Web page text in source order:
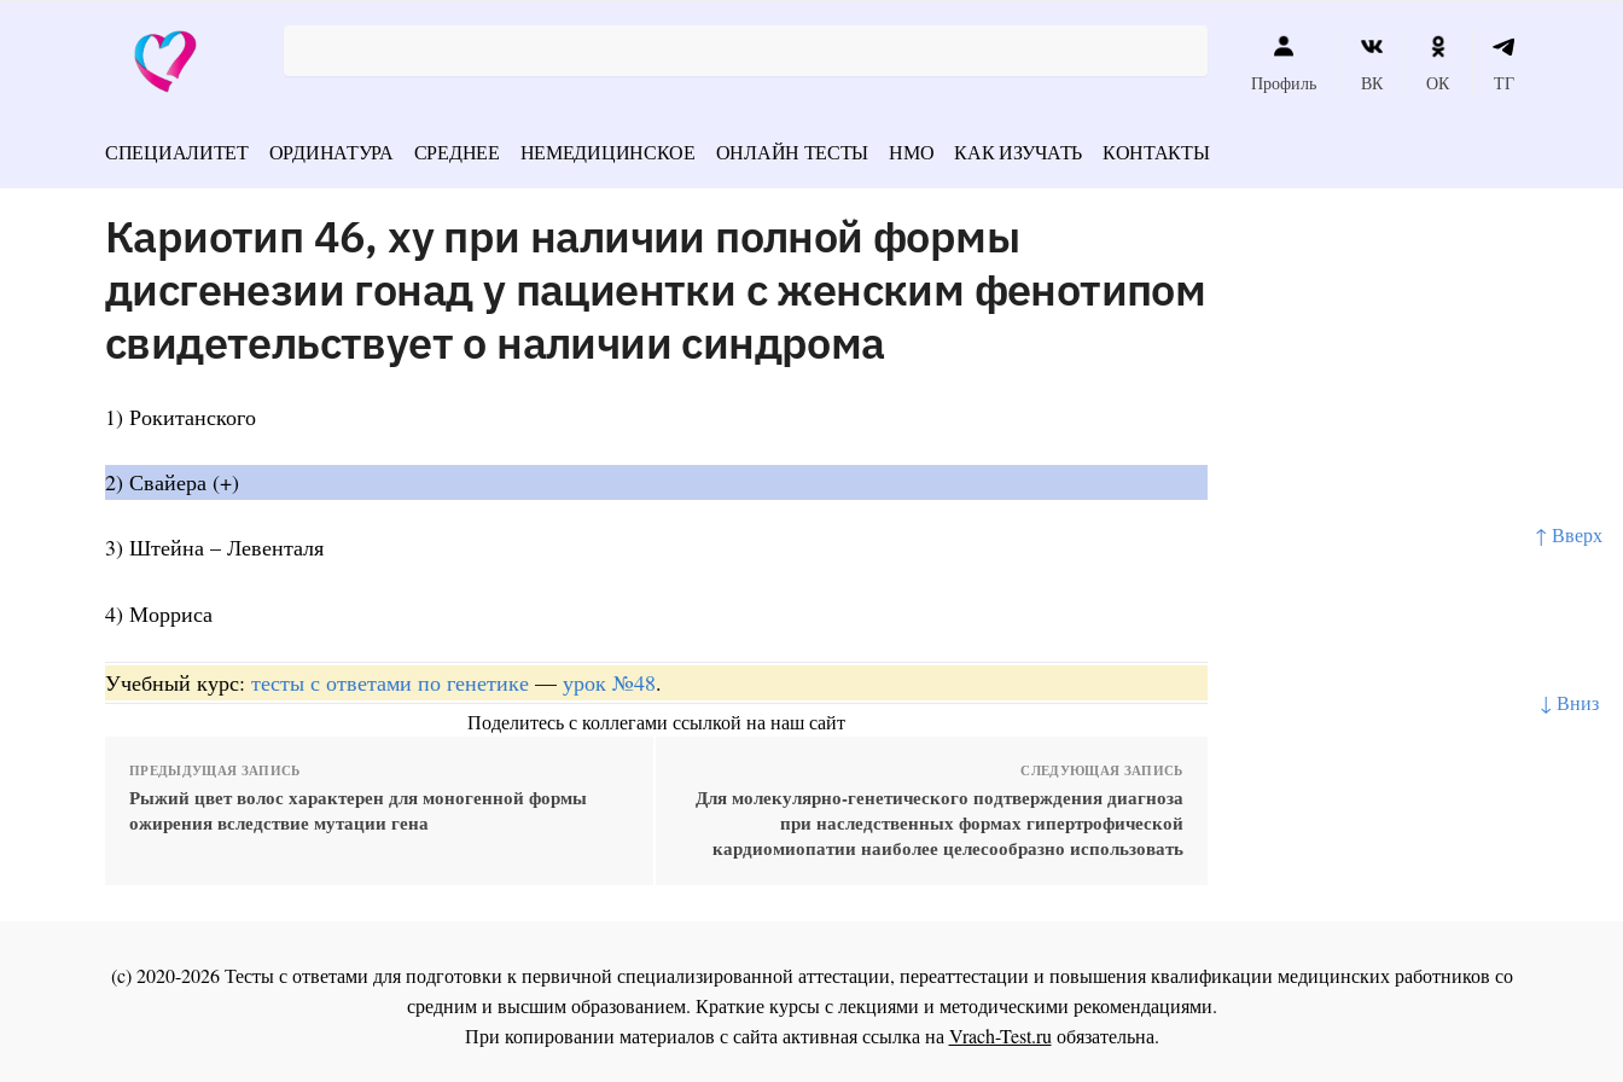
↑ Вверх
↓ Вниз
Профиль ВК ОК ТГ
СПЕЦИАЛИТЕТ ОРДИНАТУРА СРЕДНЕЕ НЕМЕДИЦИНСКОЕ ОНЛАЙН ТЕСТЫ НМО КАК ИЗУЧАТЬ КОНТАКТЫ
Кариотип 46, хy при наличии полной формы
дисгенезии гонад у пациентки с женским фенотипом
свидетельствует о наличии синдрома
1) Рокитанского
2) Свайера (+)
3) Штейна – Левенталя
4) Морриса
Учебный курс: тесты с ответами по генетике — урок №48.
Поделитесь с коллегами ссылкой на наш сайт
ПРЕДЫДУЩАЯ ЗАПИСЬ
Рыжий цвет волос характерен для моногенной формы
ожирения вследствие мутации гена
СЛЕДУЮЩАЯ ЗАПИСЬ
Для молекулярно-генетического подтверждения диагноза
при наследственных формах гипертрофической
кардиомиопатии наиболее целесообразно использовать
(c) 2020-2026 Тесты с ответами для подготовки к первичной специализированной аттестации, переаттестации и повышения квалификации медицинских работников со
средним и высшим образованием. Краткие курсы с лекциями и методическими рекомендациями.
При копировании материалов с сайта активная ссылка наVrach-Test.ruобязательна.